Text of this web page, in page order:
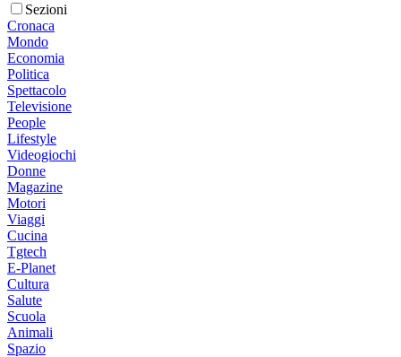
Sezioni
Cronaca
Mondo
Economia
Politica
Spettacolo
Televisione
People
Lifestyle
Videogiochi
Donne
Magazine
Motori
Viaggi
Cucina
Tgtech
E-Planet
Cultura
Salute
Scuola
Animali
Spazio